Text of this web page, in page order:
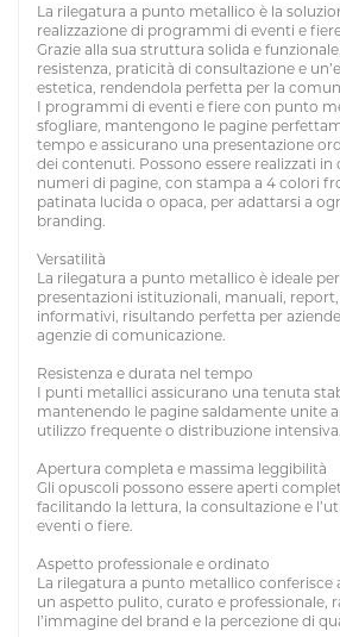
La rilegatura a punto metallico è la
realizzazione di programmi di eventi e
Grazie alla sua struttura solida e
resistenza, praticità di consultazione e
estetica, rendendola perfetta per la
I programmi di eventi e fiere con punto
sfogliare, mantengono le pagine
tempo e assicurano una presentazione
dei contenuti. Possono essere realizzati
numeri di pagine, con stampa a 4 colori
patinata lucida o opaca, per adattarsi a
branding.
Versatilità
La rilegatura a punto metallico è ideale
presentazioni istituzionali, manuali,
informativi, risultando perfetta per
agenzie di comunicazione.
Resistenza e durata nel tempo
I punti metallici assicurano una tenuta
mantenendo le pagine saldamente unite
utilizzo frequente o distribuzione intensiva.
Apertura completa e massima leggibilità
Gli opuscoli possono essere aperti
facilitando la lettura, la consultazione e
eventi o fiere.
Aspetto professionale e ordinato
La rilegatura a punto metallico conferisce
un aspetto pulito, curato e professionale,
l’immagine del brand e la percezione di